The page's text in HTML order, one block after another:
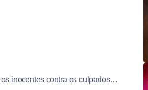
inocentes contra os culpados…